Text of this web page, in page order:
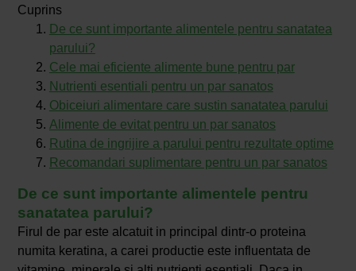
Cuprins
De ce sunt importante alimentele pentru sanatatea
parului?
Cele mai eficiente alimente bune pentru par
Nutrienti esentiali pentru un par sanatos
Obiceiuri alimentare care sustin sanatatea parului
Alimente de evitat pentru un par sanatos
Rutina de ingrijire a parului pentru rezultate optime
Recomandari suplimentare pentru un par sanatos
De ce sunt importante alimentele pentru
sanatatea parului?
Firul de par este alcatuit in principal dintr-o proteina
numita keratina, a carei productie este influentata de